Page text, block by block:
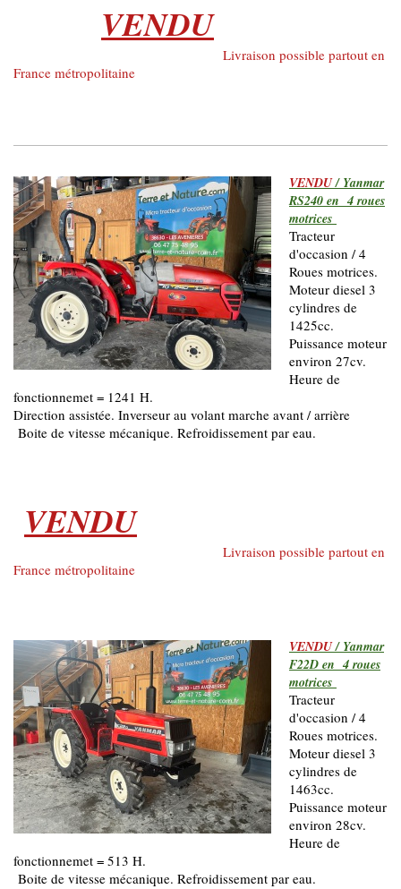
VENDU
Livraison possible partout en
France métropolitaine
VENDU/ Yanmar
RS240 en 4 roues
motrices
Tracteur
d'occasion / 4
Roues motrices.
Moteur diesel 3
cylindres de
1425cc.
Puissance moteur
environ 27cv.
Heure de
fonctionnemet = 1241 H.
Direction assistée. Inverseur au volant marche avant / arrière
Boite de vitesse mécanique. Refroidissement par eau.
VENDU
Livraison possible partout en
France métropolitaine
VENDU/ Yanmar
F22D en 4 roues
motrices
Tracteur
d'occasion / 4
Roues motrices.
Moteur diesel 3
cylindres de
1463cc.
Puissance moteur
environ 28cv.
Heure de
fonctionnemet = 513 H.
Boite de vitesse mécanique. Refroidissement par eau.